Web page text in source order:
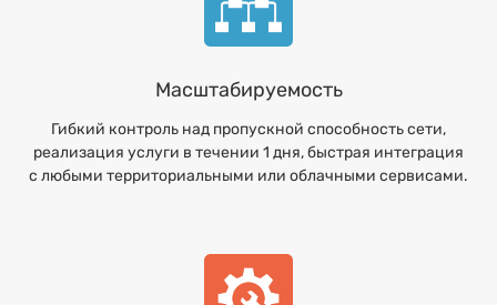
Масштабируемость
Гибкий контроль над пропускной способность сети,
реализация услуги в течении 1 дня, быстрая интеграция
с любыми территориальными или облачными сервисами.